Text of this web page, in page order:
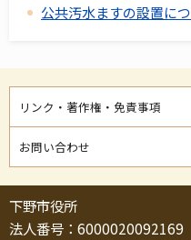
公共汚水ますの設置に
リンク・著作権・免責事項
お問い合わせ
下野市役所
法人番号：6000020092169